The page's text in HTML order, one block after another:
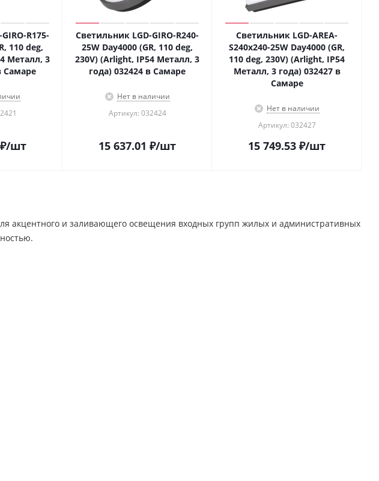
R175-
110 deg,
Металл, 3
Самаре
₽/шт
Светильник LGD-GIRO-R240-
25W Day4000 (GR, 110 deg,
230V) (Arlight, IP54 Металл, 3
года) 032424 в Самаре
Нет в наличии
Артикул: 032424
15 637.01 ₽/шт
Светильник LGD-AREA-
S240x240-25W Day4000 (GR,
110 deg, 230V) (Arlight, IP54
Металл, 3 года) 032427 в
Самаре
Нет в наличии
Артикул: 032427
15 749.53 ₽/шт
акцентного и заливающего освещения входных групп жилых и административных